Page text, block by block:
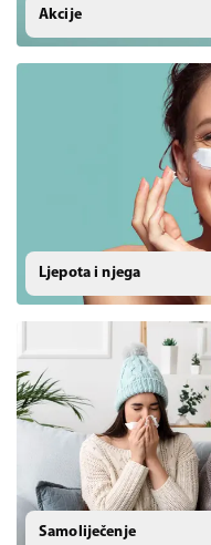
Akcije
Ljepota i njega
Samoliječenje